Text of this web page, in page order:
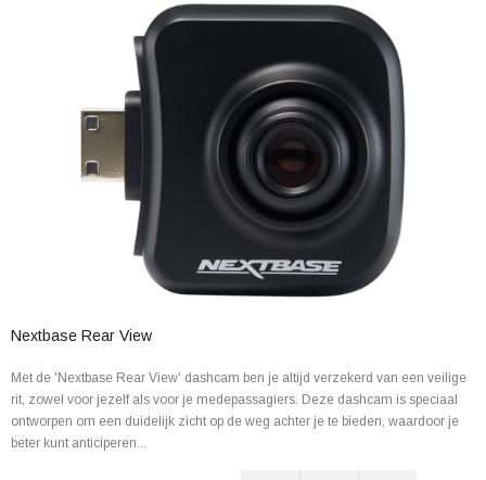
Nextbase Rear View
Met de 'Nextbase Rear View' dashcam ben je altijd verzekerd van een veilige
rit, zowel voor jezelf als voor je medepassagiers. Deze dashcam is speciaal
ontworpen om een duidelijk zicht op de weg achter je te bieden, waardoor je
beter kunt anticiperen...